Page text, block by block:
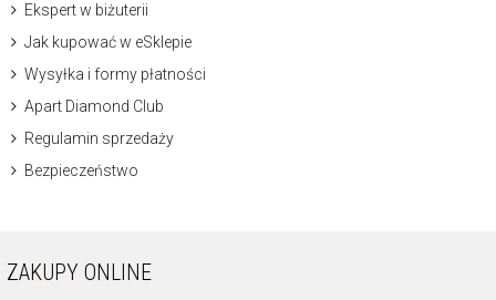
Ekspert w biżuterii
Jak kupować w eSklepie
Wysyłka i formy płatności
Apart Diamond Club
Regulamin sprzedaży
Bezpieczeństwo
ZAKUPY ONLINE